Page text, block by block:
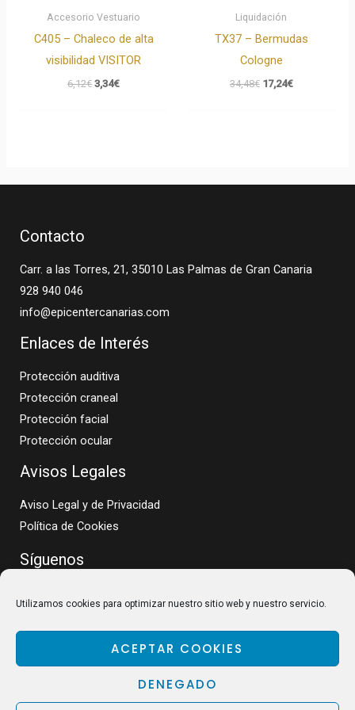
Utilizamos cookies para optimizar nuestro sitio web y nuestro servicio.
ACEPTAR COOKIES
DENEGADO
Accesorio Vestuario
C405 – Chaleco de alta
visibilidad VISITOR
6,12€ 3,34€
Liquidación
TX37 – Bermudas
Cologne
34,48€ 17,24€
Contacto
Carr. a las Torres, 21, 35010 Las Palmas de Gran Canaria
928 940 046
info@epicentercanarias.com
Enlaces de Interés
Protección auditiva
Protección craneal
Protección facial
Protección ocular
Avisos Legales
Aviso Legal y de Privacidad
Política de Cookies
Síguenos